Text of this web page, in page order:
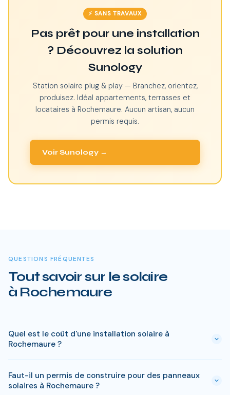
⚡ SANS TRAVAUX
Pas prêt pour une installation
? Découvrez la solution
Sunology
Station solaire plug & play — Branchez, orientez,
produisez. Idéal appartements, terrasses et
locataires à Rochemaure. Aucun artisan, aucun
permis requis.
Voir Sunology →
QUESTIONS FRÉQUENTES
Tout savoir sur le solaire
à Rochemaure
Quel est le coût d'une installation solaire à
Rochemaure ?
à 9 kWc). Après les aides disponibles en Ardèche
(MaPrimeRénov', prime autoconsommation, TVA réduite), le
Faut-il un permis de construire pour des panneaux
solaires à Rochemaure ?